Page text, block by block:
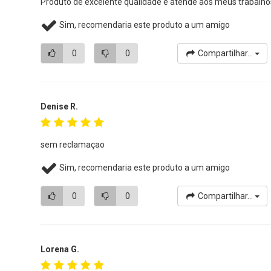
Sim, recomendaria este produto a um amigo
0 0 Compartilhar...
Denise R.
sem reclamaçao
Sim, recomendaria este produto a um amigo
0 0 Compartilhar...
Lorena G.